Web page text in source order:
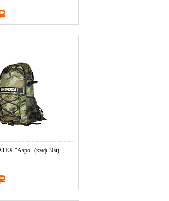
"Аэро" (кмф 30л)